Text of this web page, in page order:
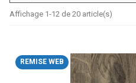
Affichage 1-12 de 20 article(s)
REMISE WEB